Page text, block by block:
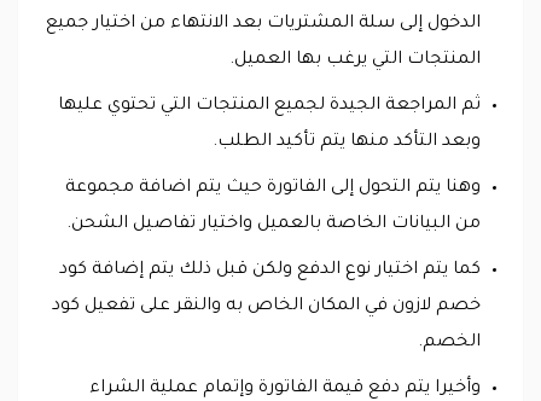
الدخول إلى سلة المشتريات بعد الانتهاء من اختيار جميع
المنتجات التي يرغب بها العميل.
ثم المراجعة الجيدة لجميع المنتجات التي تحتوي عليها
وبعد التأكد منها يتم تأكيد الطلب.
وهنا يتم التحول إلى الفاتورة حيث يتم اضافة مجموعة
من البيانات الخاصة بالعميل واختيار تفاصيل الشحن.
كما يتم اختيار نوع الدفع ولكن قبل ذلك يتم إضافة كود
خصم لازون في المكان الخاص به والنقر على تفعيل كود
الخصم.
وأخيرا يتم دفع قيمة الفاتورة وإتمام عملية الشراء